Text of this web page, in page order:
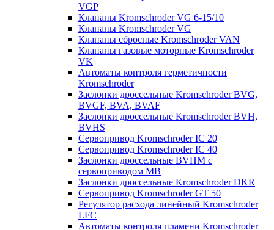
VGP
Клапаны Kromschroder VG 6-15/10
Клапаны Kromschroder VG
Клапаны сбросные Kromschroder VAN
Клапаны газовые моторные Kromschroder
VK
Автоматы контроля герметичности
Kromschroder
Заслонки дроссельные Kromschroder BVG,
BVGF, BVA, BVAF
Заслонки дроссельные Kromschroder BVH,
BVHS
Сервопривод Kromschroder IC 20
Сервопривод Kromschroder IC 40
Заслонки дроссельные BVHM с
сервоприводом МВ
Заслонки дроссельные Kromschroder DKR
Cервопривод Kromschroder GT 50
Регулятор расхода линейный Kromschroder
LFC
Автоматы контроля пламени Kromschroder